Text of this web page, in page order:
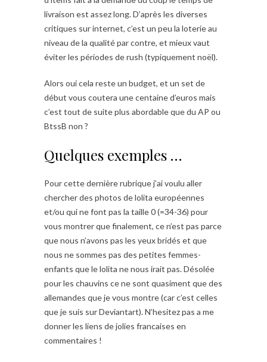
livraison est assez long. D’après les diverses
critiques sur internet, c’est un peu la loterie au
niveau de la qualité par contre, et mieux vaut
éviter les périodes de rush (typiquement noël).
Alors oui cela reste un budget, et un set de
début vous coutera une centaine d’euros mais
c’est tout de suite plus abordable que du AP ou
BtssB non ?
Quelques exemples …
Pour cette dernière rubrique j’ai voulu aller
chercher des photos de lolita européennes
et/ou qui ne font pas la taille 0 (=34-36) pour
vous montrer que finalement, ce n’est pas parce
que nous n’avons pas les yeux bridés et que
nous ne sommes pas des petites femmes-
enfants que le lolita ne nous irait pas. Désolée
pour les chauvins ce ne sont quasiment que des
allemandes que je vous montre (car c’est celles
que je suis sur Deviantart). N’hesitez pas a me
donner les liens de jolies francaises en
commentaires !